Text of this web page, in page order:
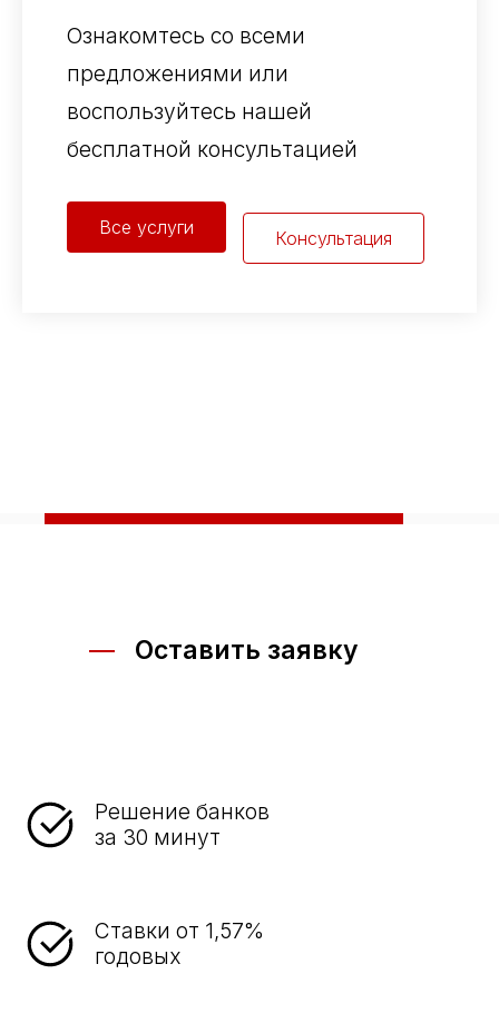
Ознакомтесь со всеми
предложениями или
воспользуйтесь нашей
бесплатной консультацией
Все услуги Консультация
Оставить заявку
Решение банков
за 30 минут
Ставки от 1,57%
годовых